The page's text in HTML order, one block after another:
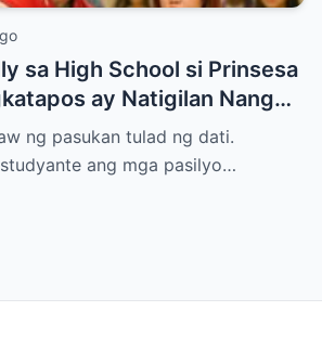
sa High School si Prinsesa
ay Natigilan Nang
Sino ang Ama Nito.
ng pasukan tulad ng dati.
ang mga pasilyo…